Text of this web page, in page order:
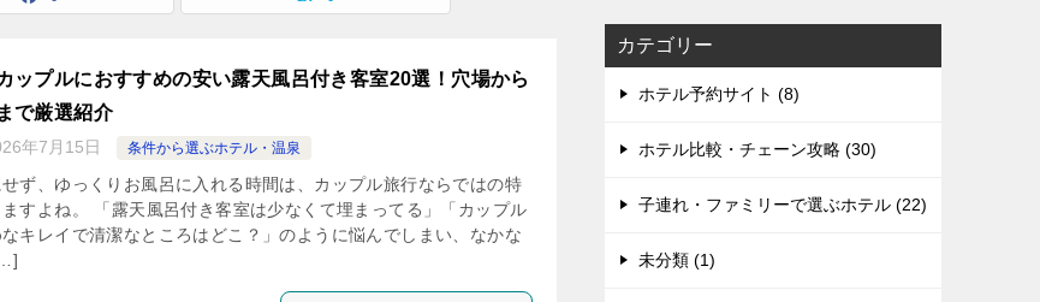
ップルにおすすめの安い露天風呂付き客室20選！穴場から
で厳選紹介
年7月15日 条件から選ぶホテル・温泉
せず、ゆっくりお風呂に入れる時間は、カップル旅行ならではの特
すよね。 「露天風呂付き客室は少なくて埋まってる」「カップル
キレイで清潔なところはどこ？」のように悩んでしまい、なかな
カテゴリー
ホテル予約サイト (8)
ホテル比較・チェーン攻略 (30)
子連れ・ファミリーで選ぶホテル (22)
未分類 (1)